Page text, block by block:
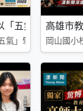
「五氣」擘畫教育
氣」擘畫教育新局
高雄市
岡山國小